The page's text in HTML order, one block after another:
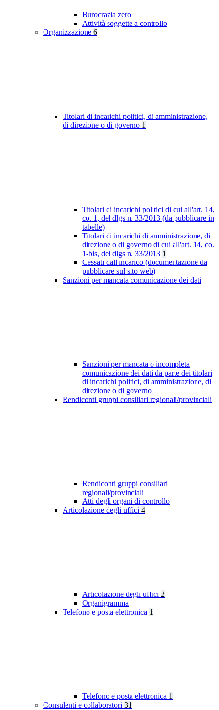
Burocrazia zero
Attività soggette a controllo
Organizzazione 6
Titolari di incarichi politici, di amministrazione,
di direzione o di governo 1
Titolari di incarichi politici di cui all'art. 14,
co. 1, del dlgs n. 33/2013 (da pubblicare in
tabelle)
Titolari di incarichi di amministrazione, di
direzione o di governo di cui all'art. 14, co.
1-bis, del dlgs n. 33/2013 1
Cessati dall'incarico (documentazione da
pubblicare sul sito web)
Sanzioni per mancata comunicazione dei dati
Sanzioni per mancata o incompleta
comunicazione dei dati da parte dei titolari
di incarichi politici, di amministrazione, di
direzione o di governo
Rendiconti gruppi consiliari regionali/provinciali
Rendiconti gruppi consiliari
regionali/provinciali
Atti degli organi di controllo
Articolazione degli uffici 4
Articolazione degli uffici 2
Organigramma
Telefono e posta elettronica 1
Telefono e posta elettronica 1
Consulenti e collaboratori 31